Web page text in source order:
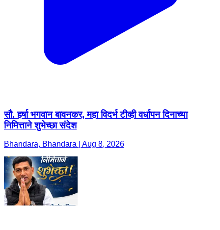
सौ. हर्षा भगवान बावनकर, महा विदर्भ टीव्ही वर्धापन दिनाच्या
निमित्ताने शुभेच्छा संदेश
Bhandara, Bhandara | Aug 8, 2026